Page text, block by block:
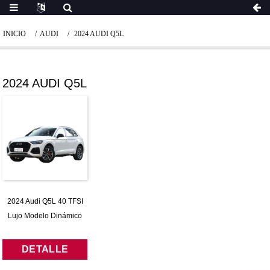
INICIO AUDI 2024 AUDI Q5L
2024 AUDI Q5L
2024 Audi Q5L 40 TFSI
Lujo Modelo Dinámico
DETALLE